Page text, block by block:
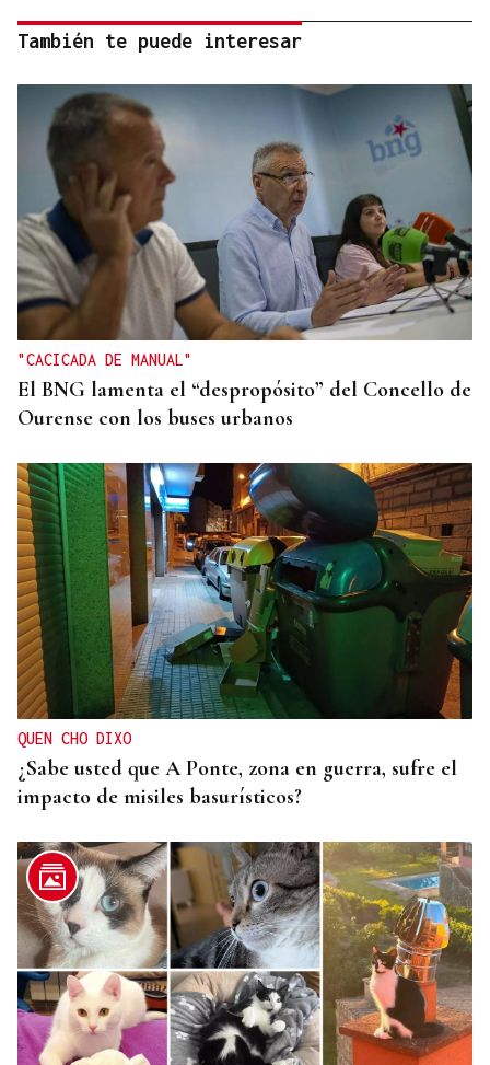
También te puede interesar
"CACICADA DE MANUAL"
El BNG lamenta el “despropósito” del Concello de
Ourense con los buses urbanos
QUEN CHO DIXO
¿Sabe usted que A Ponte, zona en guerra, sufre el
impacto de misiles basurísticos?